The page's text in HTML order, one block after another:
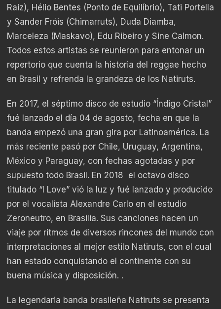
Raiz), Hélio Bentes (Ponto de Equilíbrio), Tati Portella
y Sander Fróis (Chimarruts), Duda Diamba,
Marceleza (Maskavo), Edu Ribeiro y Sine Calmon.
Todos estos artistas se reunieron para entonar un
repertorio que cuenta la historia del reggae hecho
en Brasil y refrenda la grandeza de los Natiruts.
En 2017, el séptimo disco de estudio “Índigo Cristal”
fué lanzado el día 04 de agosto, fecha en que la
banda empezó una gran gira por Latinoamérica. La
más reciente pasó por Chile, Uruguay, Argentina,
México y Paraguay, con fechas agotadas y por
supuesto todo Brasil. En 2018 el octavo disco
titulado “I Love” vió la luz y fué lanzado y producido
por el vocalista Alexandre Carlo en el estudio
Zeroneutro, en Brasilia. Sus canciones hacen un
viaje por ritmos de diversos rincones del mundo con
interpretaciones al mejor estilo Natiruts, con el cual
han estado conquistando el continente con su
buena música y disposición. .
La legendaria banda brasileña Natiruts se presenta